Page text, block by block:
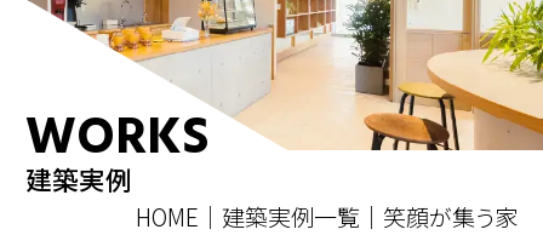
WORKS
建築実例
HOME 建築実例一覧 笑顔が集う家​